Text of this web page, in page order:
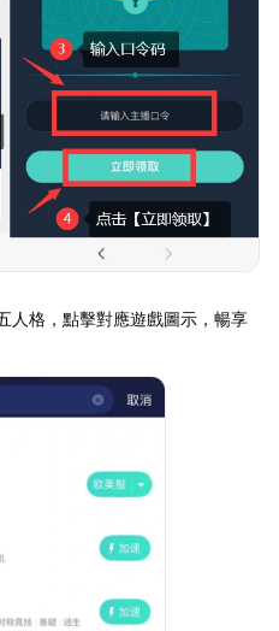
人格，點擊對應遊戲圖示，暢享